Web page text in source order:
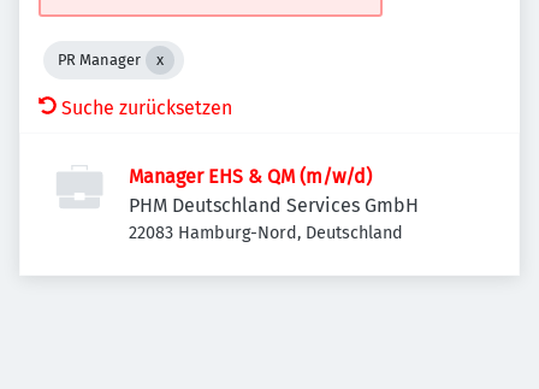
PR Manager
Suche zurücksetzen
Manager EHS & QM (m/w/d)
PHM Deutschland Services GmbH
22083 Hamburg-Nord, Deutschland